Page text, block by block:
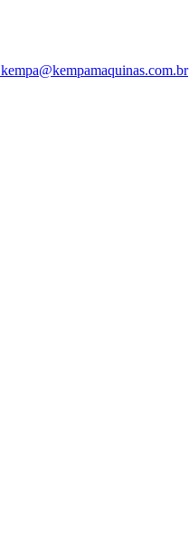
kempa@kempamaquinas.com.br